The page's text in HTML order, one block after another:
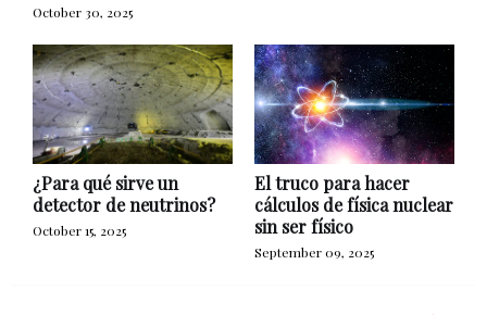
October 30, 2025
¿Para qué sirve un
detector de neutrinos?
October 15, 2025
El truco para hacer
cálculos de física nuclear
sin ser físico
September 09, 2025